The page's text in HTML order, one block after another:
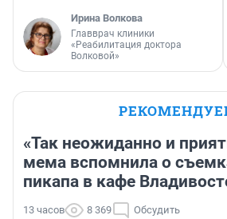
Ирина Волкова
Главврач клиники
«Реабилитация доктора
Волковой»
«Так неожиданно и
мема вспомнила о
пикапа в кафе
13 часов 8 369 Обсудить